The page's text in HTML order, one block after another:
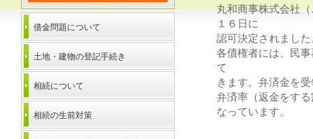
丸和商事株式会社
１６日に
認可決定されまし
各債権者には、民
て
きます。弁済金を
弁済率（返金をす
なっています。
借金問題について
土地・建物の登記手続き
相続について
相続の生前対策